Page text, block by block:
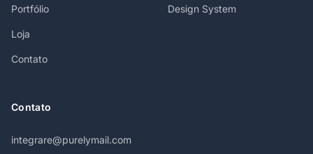
Portfólio
Loja
Contato
Design System
Contato
integrare@purelymail.com